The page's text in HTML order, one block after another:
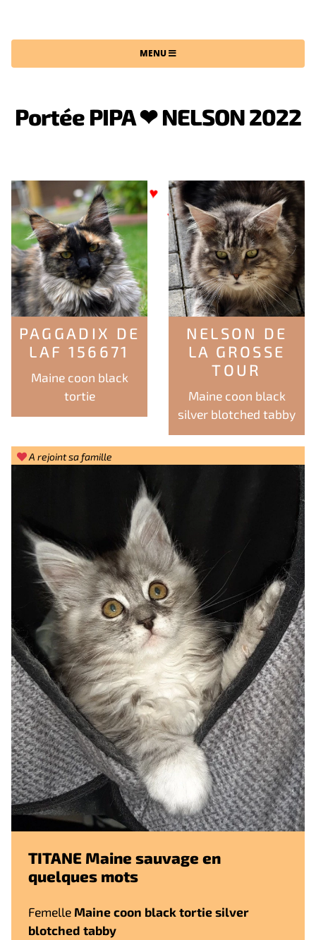
MENU
Portée PIPA ❤ NELSON 2022
♥
♥
♥
♥
♥
♥
♥
PAGGADIX DE
LAF 156671
Maine coon black
tortie
NELSON DE
LA GROSSE
TOUR
Maine coon black
silver blotched tabby
A rejoint sa famille
TITANE Maine sauvage en
quelques mots
Femelle Maine coon black tortie silver
blotched tabby